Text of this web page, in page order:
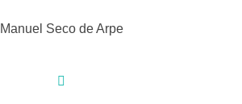
Manuel Seco de Arpe